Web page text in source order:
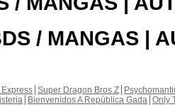
/ MANGAS |
Super Dragon Bros Z
Bienvenidos A República Gada Only